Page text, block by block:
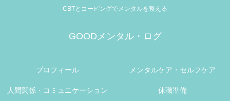
CBTとコーピングでメンタルを整える
GOODメンタル・ログ
プロフィール メンタルケア・セルフケア
人間関係・コミュニケーション 休職準備